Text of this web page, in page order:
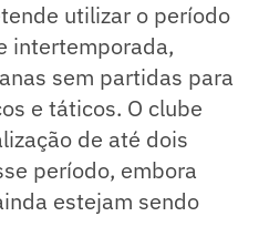
utilizar o período
intertemporada,
sem partidas para
e táticos. O clube
de até dois
período, embora
estejam sendo